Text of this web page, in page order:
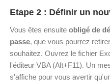
Etape 2 : Définir un
Vous êtes ensuite obligé de
passe, que vous pourrez
souhaitez. Ouvrez le fichier
l'éditeur VBA (Alt+F11). Un
s'affiche pour vous avertir